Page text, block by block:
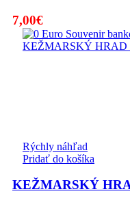
7,00€
Rýchly náhľad
Pridať do košíka
KEŽMARSKÝ